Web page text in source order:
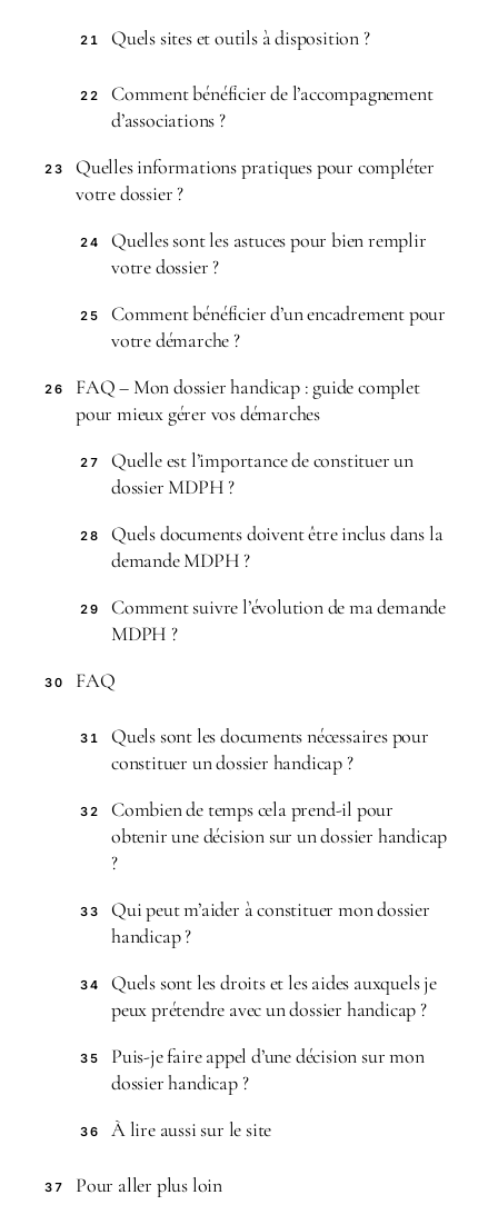
21 Quels sites et outils à disposition ?
22
Comment bénéficier de l’accompagnement
d’associations ?
23
Quelles informations pratiques pour compléter
votre dossier ?
24
Quelles sont les astuces pour bien remplir
votre dossier ?
25
Comment bénéficier d’un encadrement pour
votre démarche ?
26
FAQ – Mon dossier handicap : guide complet
pour mieux gérer vos démarches
27
Quelle est l’importance de constituer un
dossier MDPH ?
28
Quels documents doivent être inclus dans la
demande MDPH ?
29
Comment suivre l’évolution de ma demande
MDPH ?
30 FAQ
31
Quels sont les documents nécessaires pour
constituer un dossier handicap ?
32
Combien de temps cela prend-il pour
obtenir une décision sur un dossier handicap
?
33
Qui peut m’aider à constituer mon dossier
handicap ?
34
Quels sont les droits et les aides auxquels je
peux prétendre avec un dossier handicap ?
35
Puis-je faire appel d’une décision sur mon
dossier handicap ?
36 À lire aussi sur le site
37 Pour aller plus loin